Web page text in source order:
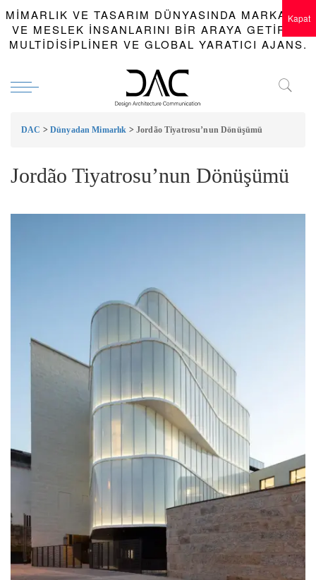
MIMARLIK VE TASARIM DÜNYASINDA MARKALAR
VE MESLEK INSANLARINI BIR ARAYA GETIREN
MULTIDISIPLINER VE GLOBAL YARATICI AJANS.
DAC > Dünyadan Mimarlık > Jordão Tiyatrosu’nun Dönüşümü
Jordão Tiyatrosu’nun Dönüşümü
Kapat